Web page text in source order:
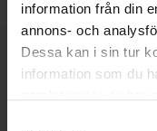
information från din
annons- och
Dessa kan i sin tur
information som du